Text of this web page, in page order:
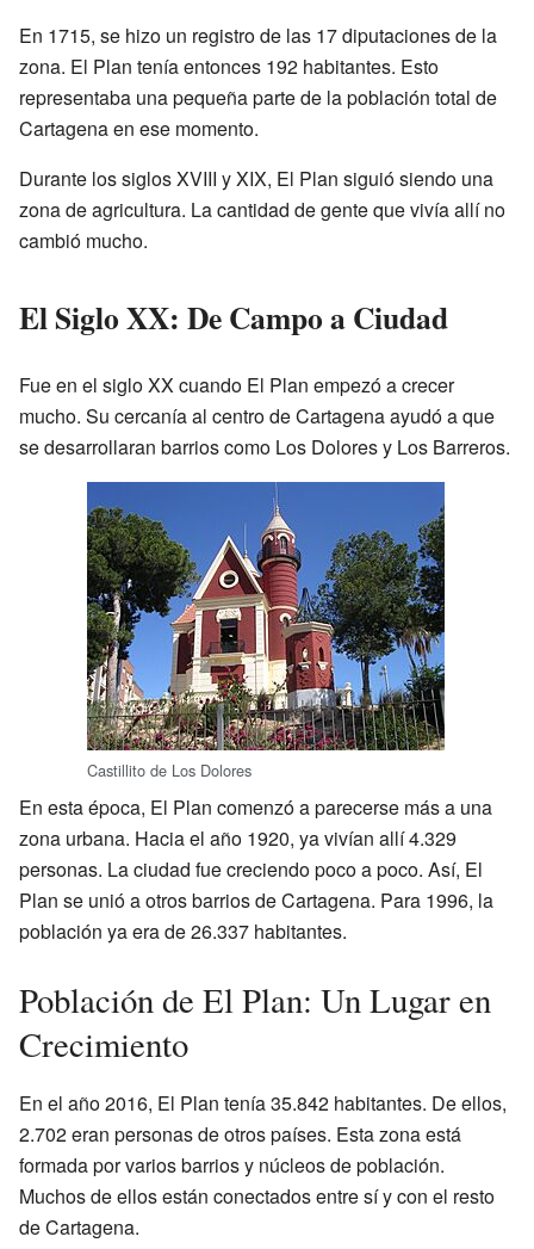
En 1715, se hizo un registro de las 17 diputaciones de la
zona. El Plan tenía entonces 192 habitantes. Esto
representaba una pequeña parte de la población total de
Cartagena en ese momento.
Durante los siglos XVIII y XIX, El Plan siguió siendo una
zona de agricultura. La cantidad de gente que vivía allí no
cambió mucho.
El Siglo XX: De Campo a Ciudad
Fue en el siglo XX cuando El Plan empezó a crecer
mucho. Su cercanía al centro de Cartagena ayudó a que
se desarrollaran barrios como Los Dolores y Los Barreros.
Castillito de Los Dolores
En esta época, El Plan comenzó a parecerse más a una
zona urbana. Hacia el año 1920, ya vivían allí 4.329
personas. La ciudad fue creciendo poco a poco. Así, El
Plan se unió a otros barrios de Cartagena. Para 1996, la
población ya era de 26.337 habitantes.
Población de El Plan: Un Lugar en
Crecimiento
En el año 2016, El Plan tenía 35.842 habitantes. De ellos,
2.702 eran personas de otros países. Esta zona está
formada por varios barrios y núcleos de población.
Muchos de ellos están conectados entre sí y con el resto
de Cartagena.